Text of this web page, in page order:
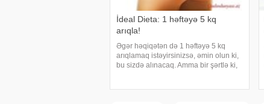
İdeal Dieta: 1 həftəyə 5 kq
arıqla!
Əgər həqiqətən də 1 həftəyə 5 kq
arıqlamaq istəyirsinizsə, əmin olun ki,
bu sizdə alınacaq. Amma bir şərtlə ki,